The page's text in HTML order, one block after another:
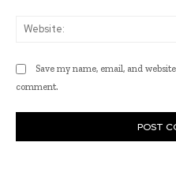
Save my name, email, and
comment.